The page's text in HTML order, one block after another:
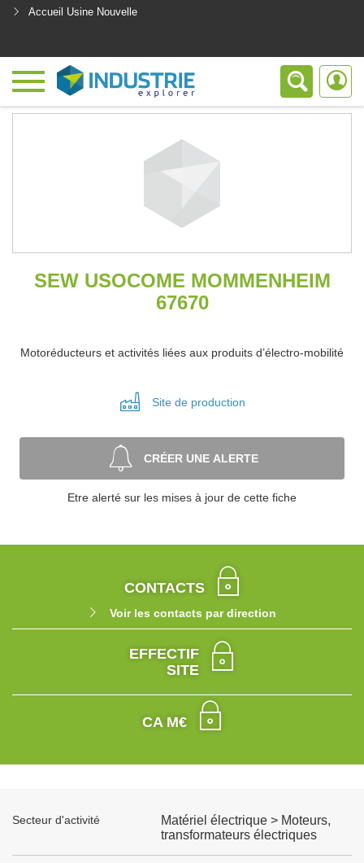
Accueil Usine Nouvelle
SEW USOCOME MOMMENHEIM
67670
Motoréducteurs et activités liées aux produits d’électro-mobilité
Site de production
CRÉER UNE ALERTE
Etre alerté sur les mises à jour de cette fiche
CONTACTS
Voir les contacts par direction
EFFECTIF
SITE
CA M€
Secteur d'activité
Matériel électrique > Moteurs,
transformateurs électriques